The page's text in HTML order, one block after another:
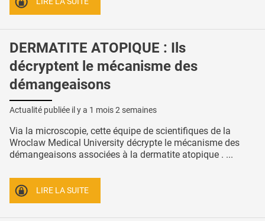
DERMATITE ATOPIQUE : Ils
décryptent le mécanisme des
démangeaisons
Actualité publiée il y a 1 mois 2 semaines
Via la microscopie, cette équipe de scientifiques de la
Wroclaw Medical University décrypte le mécanisme des
démangeaisons associées à la dermatite atopique . ...
LIRE LA SUITE